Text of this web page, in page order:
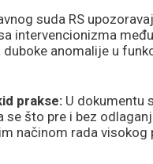
suda RS
intervencionizma
anomalije u
prakse: U dokumentu
se što pre i bez
načinom rada visokog